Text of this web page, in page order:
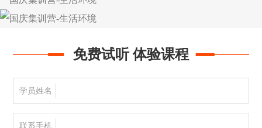
免费试听 体验课程
学员姓名
联系手机